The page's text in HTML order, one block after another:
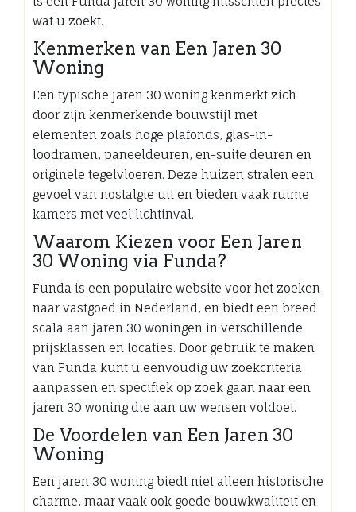
wat u zoekt.
Kenmerken van Een Jaren 30
Woning
Een typische jaren 30 woning kenmerkt zich
door zijn kenmerkende bouwstijl met
elementen zoals hoge plafonds, glas-in-
loodramen, paneeldeuren, en-suite deuren en
originele tegelvloeren. Deze huizen stralen een
gevoel van nostalgie uit en bieden vaak ruime
kamers met veel lichtinval.
Waarom Kiezen voor Een Jaren
30 Woning via Funda?
Funda is een populaire website voor het zoeken
naar vastgoed in Nederland, en biedt een breed
scala aan jaren 30 woningen in verschillende
prijsklassen en locaties. Door gebruik te maken
van Funda kunt u eenvoudig uw zoekcriteria
aanpassen en specifiek op zoek gaan naar een
jaren 30 woning die aan uw wensen voldoet.
De Voordelen van Een Jaren 30
Woning
Een jaren 30 woning biedt niet alleen historische
charme, maar vaak ook goede bouwkwaliteit en